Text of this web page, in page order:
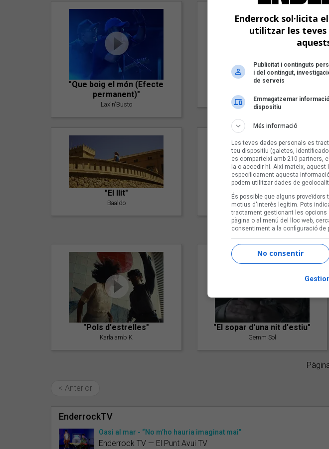
"Que boig el món (Efecte
permanent)"
Lax'n'Busto
"Amb tu"
"El llit"
Baaldo
"Lo bueno y lo malo"
Carmen y María
"Pols d'estrelles"
Karla amb K
"El sopar d'una nit d'estiu"
Gemm Sol
< Anterior
EnderrockTV
Oasi al mar - “No m’ho hauria imaginat mai”
Enderrock TV — El Punt Avui TV
Enderrock sol·licita
utilitzar les teves
Publicitat i continguts
i del contingut,
de serveis
Emmagatzemar
dispositiu
Més informació
Les teves dades personals es
teu dispositiu (galetes,
es comparteixi amb 210 partners,
la o accedir-hi. Així mateix,
específicament aquesta
podem utilitzar dades de
És possible que alguns
motius d'interès legítim. Pots
tractament gestionant les opcions
pàgina o al menú del lloc web,
consentiment a la configuració de
No consentir